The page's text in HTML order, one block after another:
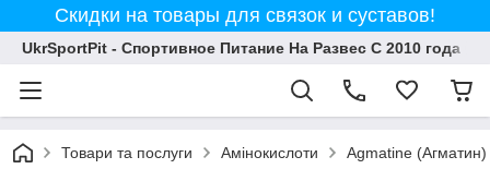
Скидки на товары для связок и суставов!
UkrSportPit - Спортивное Питание На Развес С 2010 года
Товари та послуги Амінокислоти Agmatine (Агматин)